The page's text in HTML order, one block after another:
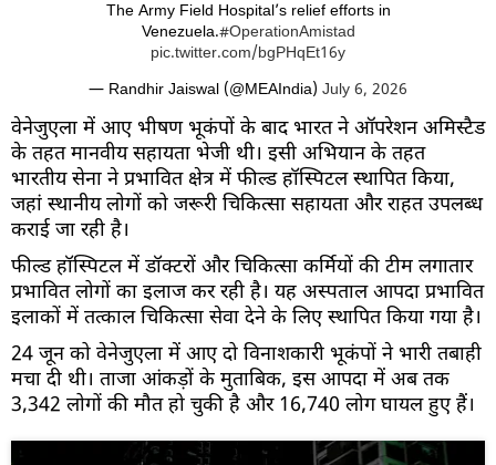
The Army Field Hospital’s relief efforts in
Venezuela.#OperationAmistad
pic.twitter.com/bgPHqEt16y
— Randhir Jaiswal (@MEAIndia) July 6, 2026
वेनेजुएला में आए भीषण भूकंपों के बाद भारत ने ऑपरेशन अमिस्टैड
के तहत मानवीय सहायता भेजी थी। इसी अभियान के तहत
भारतीय सेना ने प्रभावित क्षेत्र में फील्ड हॉस्पिटल स्थापित किया,
जहां स्थानीय लोगों को जरूरी चिकित्सा सहायता और राहत उपलब्ध
कराई जा रही है।
फील्ड हॉस्पिटल में डॉक्टरों और चिकित्सा कर्मियों की टीम लगातार
प्रभावित लोगों का इलाज कर रही है। यह अस्पताल आपदा प्रभावित
इलाकों में तत्काल चिकित्सा सेवा देने के लिए स्थापित किया गया है।
24 जून को वेनेजुएला में आए दो विनाशकारी भूकंपों ने भारी तबाही
मचा दी थी। ताजा आंकड़ों के मुताबिक, इस आपदा में अब तक
3,342 लोगों की मौत हो चुकी है और 16,740 लोग घायल हुए हैं।